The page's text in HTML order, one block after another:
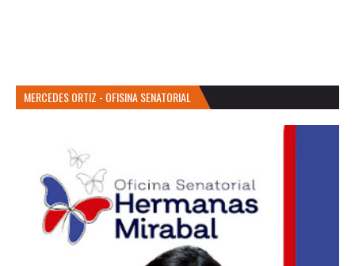
MERCEDES ORTIZ - OFISINA SENATORIAL